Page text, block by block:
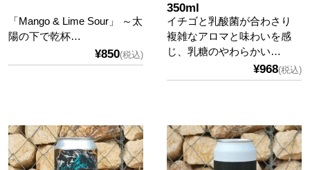
「Mango & Lime Sour」 ～太
陽の下で乾杯…
¥850(税込)
350ml
イチゴと乳酸菌が合わさり
複雑なアロマと味わいを感
じ、乳糖のやわらかい…
¥968(税込)